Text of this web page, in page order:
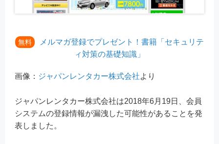
無料
メルマガ登録でプレゼント！書籍「セキュリテ
ィ対策の基礎知識」
画像： ジャパンレンタカー株式会社より
ジャパンレンタカー株式会社は2018年6月19日、会員
システムの登録情報が漏洩した可能性があることを発
表しました。